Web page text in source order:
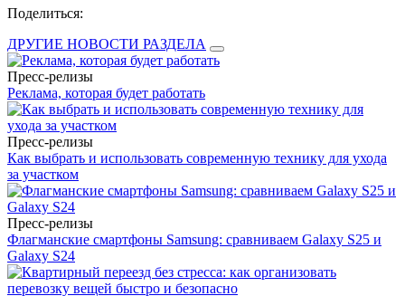
Поделиться:
ДРУГИЕ НОВОСТИ РАЗДЕЛА
Пресс-релизы
Реклама, которая будет работать
Пресс-релизы
Как выбрать и использовать современную технику для ухода
за участком
Пресс-релизы
Флагманские смартфоны Samsung: сравниваем Galaxy S25 и
Galaxy S24